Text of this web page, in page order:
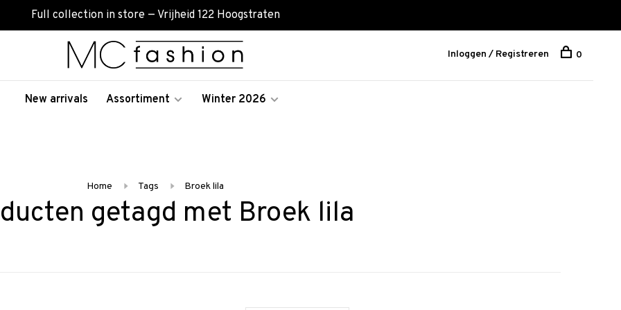
Full collection in store — Vrijheid 122 Hoogstraten
New arrivals Assortiment Winter 2026
Inloggen / Registreren 0
Home Tags Broek lila
getagd met Broek lila